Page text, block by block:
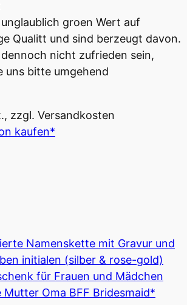
groen Wert auf
Qualitt und sind berzeugt davon.
nicht zufrieden sein,
uns bitte umgehend
zzgl. Versandkosten
kaufen*
Namenskette mit Gravur und
initialen (silber & rose-gold)
für Frauen und Mädchen
Mutter Oma BFF Bridesmaid*